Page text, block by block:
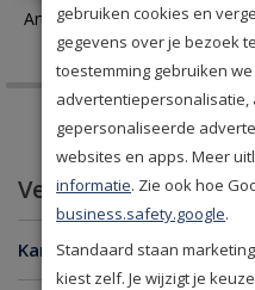
Arte Monsoon Facet 75301
Veelgestelde vragen
Kan ik van elk behang een
gebruiken cookies en
gegevens over je bezoek
toestemming gebruiken
advertentiepersonalisatie,
gepersonaliseerde
websites en apps. Meer
informatie. Zie ook hoe
business.safety.google.
Standaard staan
kiest zelf. Je wijzigt je